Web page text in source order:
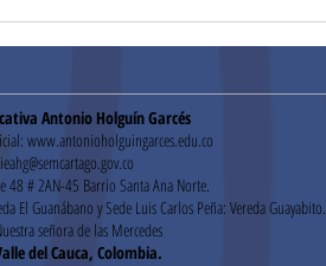
Antonio Holguín Garcés
www.antonioholguingarces.edu.co
ieahg@semcartago.gov.co
48 # 2AN-45 Barrio Santa Ana Norte.
El Guanábano y Sede Luis Carlos Peña: Vereda Guayabito.
señora de las Mercedes
del Cauca, Colombia.